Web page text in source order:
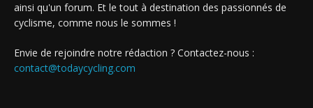
ainsi qu'un forum. Et le tout à destination des passionnés de
cyclisme, comme nous le sommes !
Envie de rejoindre notre rédaction ? Contactez-nous :
contact@todaycycling.com